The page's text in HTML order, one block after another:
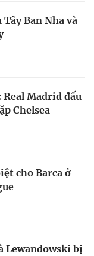
Ban Nha và
Real Madrid đấu
Chelsea
cho Barca ở
Lewandowski bị